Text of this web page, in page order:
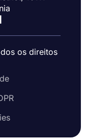
os direitos